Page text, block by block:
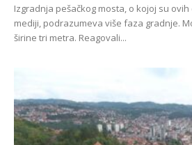
Izgradnja pešačkog mosta, o kojoj su
mediji, podrazumeva više faza gradnje.
širine tri metra. Reagovali...